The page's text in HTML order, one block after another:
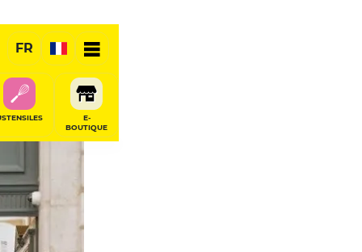
FR
E-
BOUTIQUE